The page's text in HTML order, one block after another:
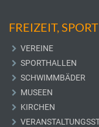
FREIZEIT,
VEREINE
SPORTHALLEN
SCHWIMMBÄDER
MUSEEN
KIRCHEN